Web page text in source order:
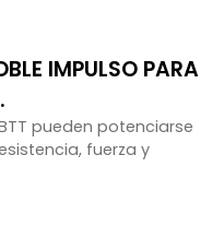
IMPULSO PARA
pueden potenciarse
fuerza y